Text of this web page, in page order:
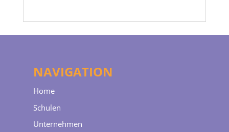
NAVIGATION
Home
Schulen
Unternehmen